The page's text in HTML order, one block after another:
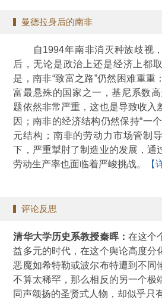
曼德拉身后的南非
自1994年南非消灭种族歧视，
后，无论是政治上还是经济上都
是，南非“致富之路”仍然困难重重
富最悬殊的国家之一，基尼系数
题依然非常严重，这也是导致收入
因；南非的经济结构仍然保持“一
元结构；南非的劳动力市场管制
下，严重掣肘了制造业的发展，通
劳动生产率也面临着严峻挑战。
【
评论反思
清华大学历史系教授秦晖： 在这个
益多元的时代，在这个舆论高度分
恶魔如希特勒或波尔布特遭到不同
不算太稀罕，那么相反的另一个极
同声颂扬的圣贤式人物，却似乎只